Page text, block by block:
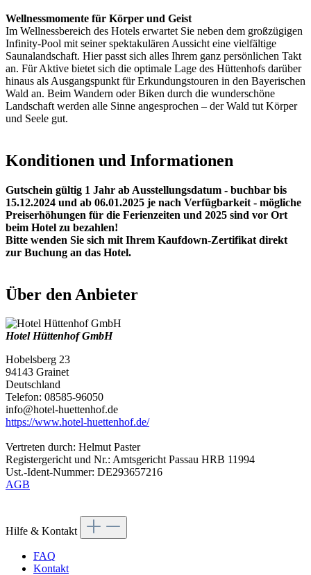
Wellnessmomente für Körper und Geist
Im Wellnessbereich des Hotels erwartet Sie neben dem großzügigen
Infinity-Pool mit seiner spektakulären Aussicht eine vielfältige
Saunalandschaft. Hier passt sich alles Ihrem ganz persönlichen Takt
an. Für Aktive bietet sich die optimale Lage des Hüttenhofs darüber
hinaus als Ausgangspunkt für Erkundungstouren in den Bayerischen
Wald an. Beim Wandern oder Biken durch die wunderschöne
Landschaft werden alle Sinne angesprochen – der Wald tut Körper
und Seele gut.
Konditionen und Informationen
Gutschein gültig 1 Jahr ab Ausstellungsdatum - buchbar bis
15.12.2024 und ab 06.01.2025 je nach Verfügbarkeit - mögliche
Preiserhöhungen für die Ferienzeiten und 2025 sind vor Ort
beim Hotel zu bezahlen!
Bitte wenden Sie sich mit Ihrem Kaufdown-Zertifikat direkt
zur Buchung an das Hotel.
Über den Anbieter
Hotel Hüttenhof GmbH
Hobelsberg 23
94143 Grainet
Deutschland
Telefon: 08585-96050
info@hotel-huettenhof.de
https://www.hotel-huettenhof.de/
Vertreten durch: Helmut Paster
Registergericht und Nr.: Amtsgericht Passau HRB 11994
Ust.-Ident-Nummer: DE293657216
AGB
Hilfe & Kontakt
FAQ
Kontakt